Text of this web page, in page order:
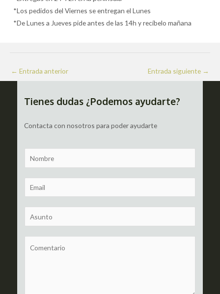
*Los pedidos del Viernes se entregan el Lunes
*De Lunes a Jueves pide antes de las 14h y recíbelo mañana
Navegación
de
← Entrada anterior Entrada siguiente →
Tienes dudas ¿Podemos ayudarte?
Contacta con nosotros para poder ayudarte
a
m
m
a
u
b